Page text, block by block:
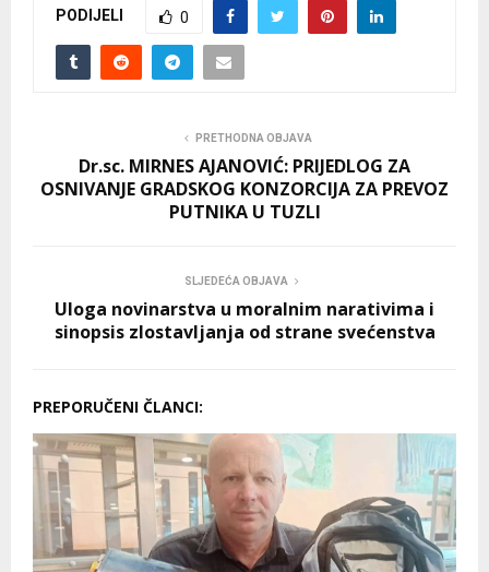
PODIJELI 0
PRETHODNA OBJAVA
Dr.sc. MIRNES AJANOVIĆ: PRIJEDLOG ZA
OSNIVANJE GRADSKOG KONZORCIJA ZA PREVOZ
PUTNIKA U TUZLI
SLJEDEĆA OBJAVA
Uloga novinarstva u moralnim narativima i
sinopsis zlostavljanja od strane svećenstva
PREPORUČENI ČLANCI: